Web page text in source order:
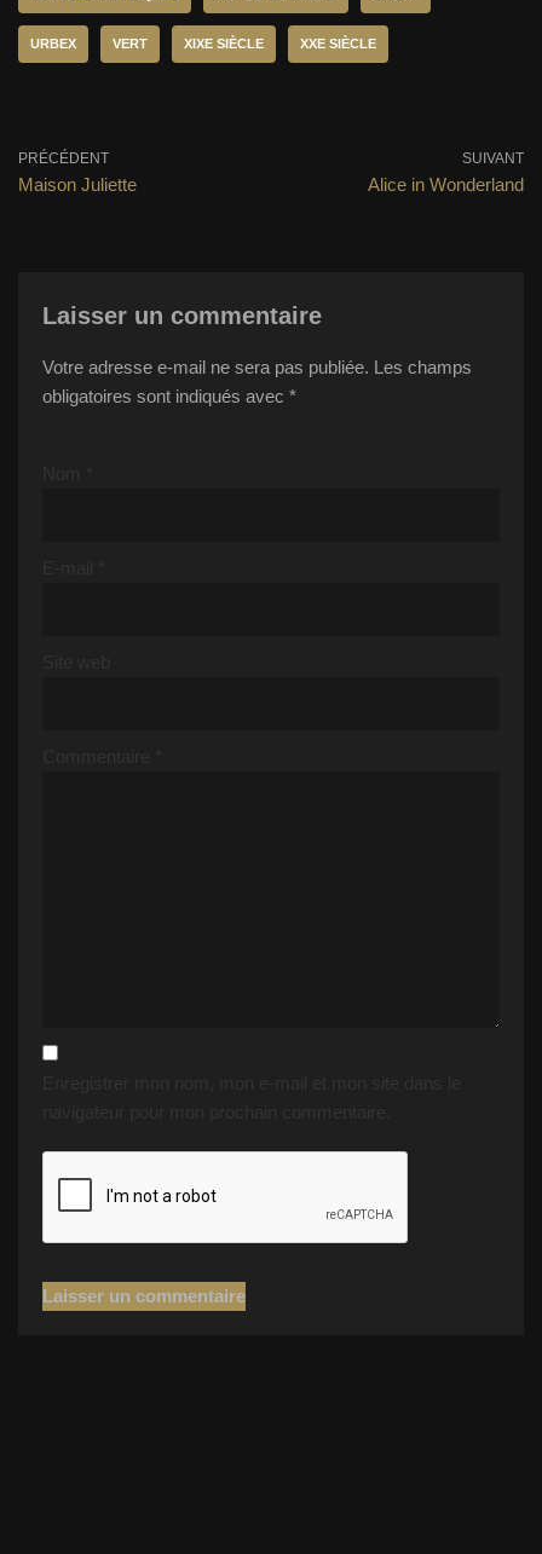
URBEX VERT XIXE SIÈCLE XXE SIÈCLE
PRÉCÉDENT
Maison Juliette
SUIVANT
Alice in Wonderland
Laisser un commentaire
Votre adresse e-mail ne sera pas publiée. Les champs
obligatoires sont indiqués avec *